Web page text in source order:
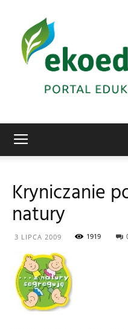
Kryniczanie
natury
3 LIPCA 2009 1919